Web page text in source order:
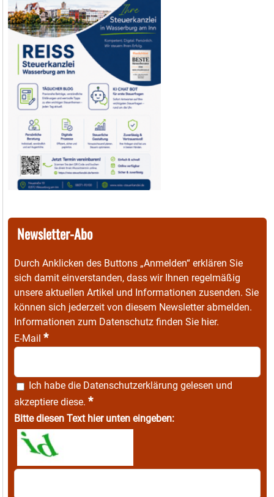
Newsletter-Abo
Durch Anklicken des Buttons „Anmelden“ erklären Sie
sich damit einverstanden, dass wir Ihnen regelmäßig
unsere aktuellen Artikel und Informationen zusenden. Sie
können sich jederzeit von diesem Newsletter abmelden.
Informationen zum Datenschutz finden Sie hier.
E-Mail *
Ich habe die Datenschutzerklärung gelesen und
akzeptiere diese. *
Bitte diesen Text hier unten eingeben: